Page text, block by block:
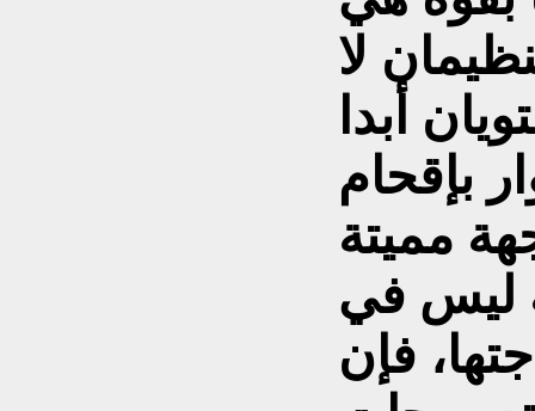
لا
بإقحام
مميتة
ليس في
فإن